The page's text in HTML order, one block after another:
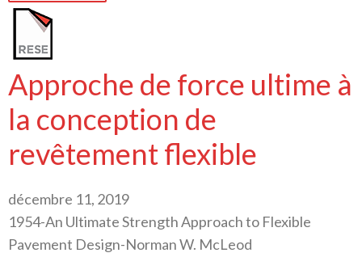
Approche de force ultime à
la conception de
revêtement flexible
décembre 11, 2019
1954-An Ultimate Strength Approach to Flexible
Pavement Design-Norman W. McLeod